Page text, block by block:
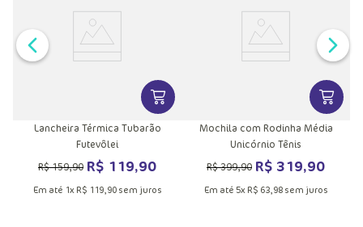
VER MAIS INFORMAÇÕES DO
Lancheira Térmica Tubarão
Futevôlei
R$159,90 R$ 119,90
Em até 1x R$ 119,90sem juros
VER
Mochila com Rodinha Média
Unicórnio Tênis
R$399,90 R$ 319,90
Em até 5x R$ 63,98sem juros